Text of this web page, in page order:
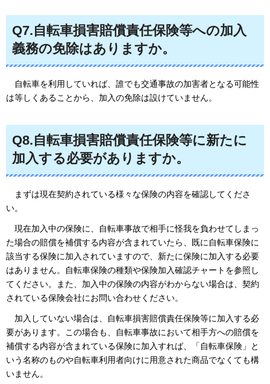
Q7.自転車損害賠償責任保険等への加入
義務の免除はありますか。
自転車を利用していれば、誰でも交通事故の加害者となる可能性
は等しくあることから、加入の免除は設けていません。
Q8.自転車損害賠償責任保険等に新たに
加入する必要がありますか。
まずは現在契約されている様々な保険の内容を確認してくださ
い。
現在加入中の保険に
、自転車事故で相手に怪我を負わせてしまっ
た場合の賠償を補償する内容が含まれていたら、既に自転車保険に
該当する保険に加入されていますので、新たに保険に加入する必要
はありません。自転車保険の種類や保険加入確認チャートを参照し
てください。また、加入中の保険の内容がわからない場合は、契約
されている保険会社にお問い合わせください。
加入していない場合は、
自転車損害賠償責任保険等に加入する必
要があります。この場合も、自転車事故において相手方への賠償を
補償する内容が含まれている保険に加入すれば、「自転車保険」と
いう名称のものや自転車利用者向けに用意された商品でなくても構
いません。